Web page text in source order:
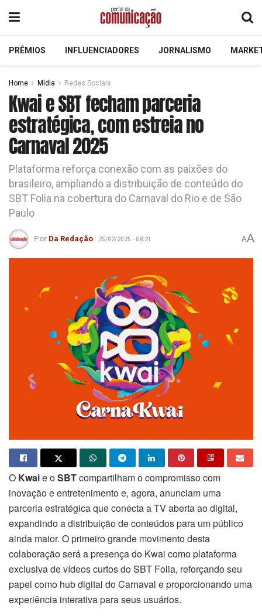
PRÊMIOS INFLUENCIADORES JORNALISMO
Home Mídia Redes Sociais
Kwai e SBT fecham parceria
estratégica, com estreia no
Carnaval 2025
Plataforma reforça conexão com as paixões do
brasileiro, ampliando a distribuição de conteúdo do
SBT Folia na cobertura do Carnaval do Rio e de São
Paulo
Por Da Redação 25/02/2025 - 08:21 AA
O Kwaie oSBTcompartilham o compromisso com
inovação e entretenimento e, agora, anunciam uma
parceria estratégica que conecta a TV aberta ao digital,
expandindo a distribuição de conteúdos para um público
ainda maior. O primeiro grande movimento desta
colaboração será a presença do Kwai como plataforma
exclusiva de vídeos curtos do SBT Folia, reforçando seu
papel como hub digital do Carnaval e proporcionando uma
experiência interativa para seus usuários.